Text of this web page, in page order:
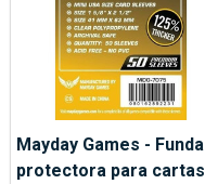
Mayday Games - Funda
protectora para cartas